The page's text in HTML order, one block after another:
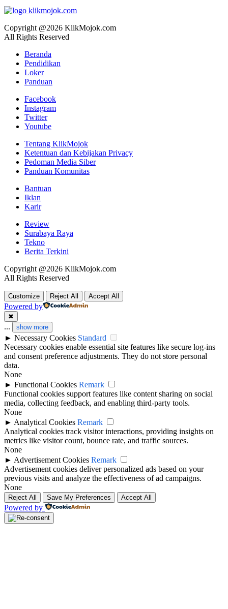
Copyright @2026 KlikMojok.com
All Rights Reserved
Beranda
Pendidikan
Loker
Panduan
Facebook
Instagram
Twitter
Youtube
Tentang KlikMojok
Ketentuan dan Kebijakan Privacy
Pedoman Media Siber
Panduan Komunitas
Bantuan
Iklan
Karir
Review
Surabaya Raya
Tekno
Berita Terkini
Copyright @2026 KlikMojok.com
All Rights Reserved
Customize Reject All Accept All
Powered by
✖
... show more
► Necessary Cookies Standard
Necessary cookies enable essential site features like secure log-ins
and consent preference adjustments. They do not store personal
data.
None
► Functional Cookies Remark
Functional cookies support features like content sharing on social
media, collecting feedback, and enabling third-party tools.
None
► Analytical Cookies Remark
Analytical cookies track visitor interactions, providing insights on
metrics like visitor count, bounce rate, and traffic sources.
None
► Advertisement Cookies Remark
Advertisement cookies deliver personalized ads based on your
previous visits and analyze the effectiveness of ad campaigns.
None
Reject All Save My Preferences Accept All
Powered by